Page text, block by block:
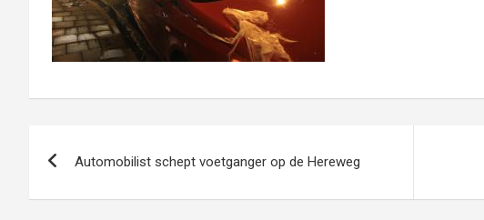
Automobilist schept voetganger op de Hereweg